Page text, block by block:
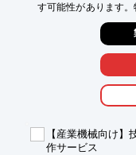
す可能性があります。
生するプラント・設
クを低減することが
管理体制とリスクを
【活用シーン】
・設備の定期点検時
・仕様変更に伴う図面
・担当者不在時の情報
【産業機械向け
作サービス